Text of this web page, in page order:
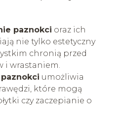
paznokci oraz ich
nie tylko estetyczny
chronią przed
i wrastaniem.
umożliwia
które mogą
czy zaczepianie o